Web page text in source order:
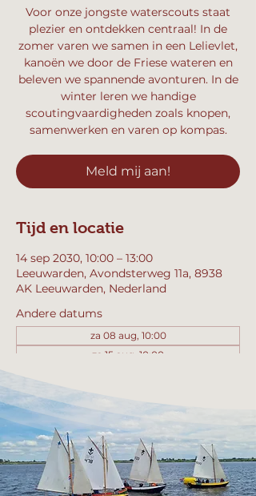
Voor onze jongste waterscouts staat
plezier en ontdekken centraal! In de
zomer varen we samen in een Lelievlet,
kanoën we door de Friese wateren en
beleven we spannende avonturen. In de
winter leren we handige
scoutingvaardigheden zoals knopen,
samenwerken en varen op kompas.
Meld mij aan!
Tijd en locatie
14 sep 2030, 10:00 – 13:00
Leeuwarden, Avondsterweg 11a, 8938
AK Leeuwarden, Nederland
Andere datums
za 08 aug, 10:00
za 15 aug, 10:00
Bekijk alle 358 datums
Meld mij aan!